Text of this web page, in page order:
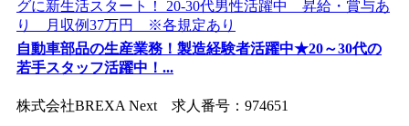
自動車部品の生産業務！製造経験者活躍中★20～30代の
若手スタッフ活躍中！...
株式会社BREXA Next 求人番号：974651